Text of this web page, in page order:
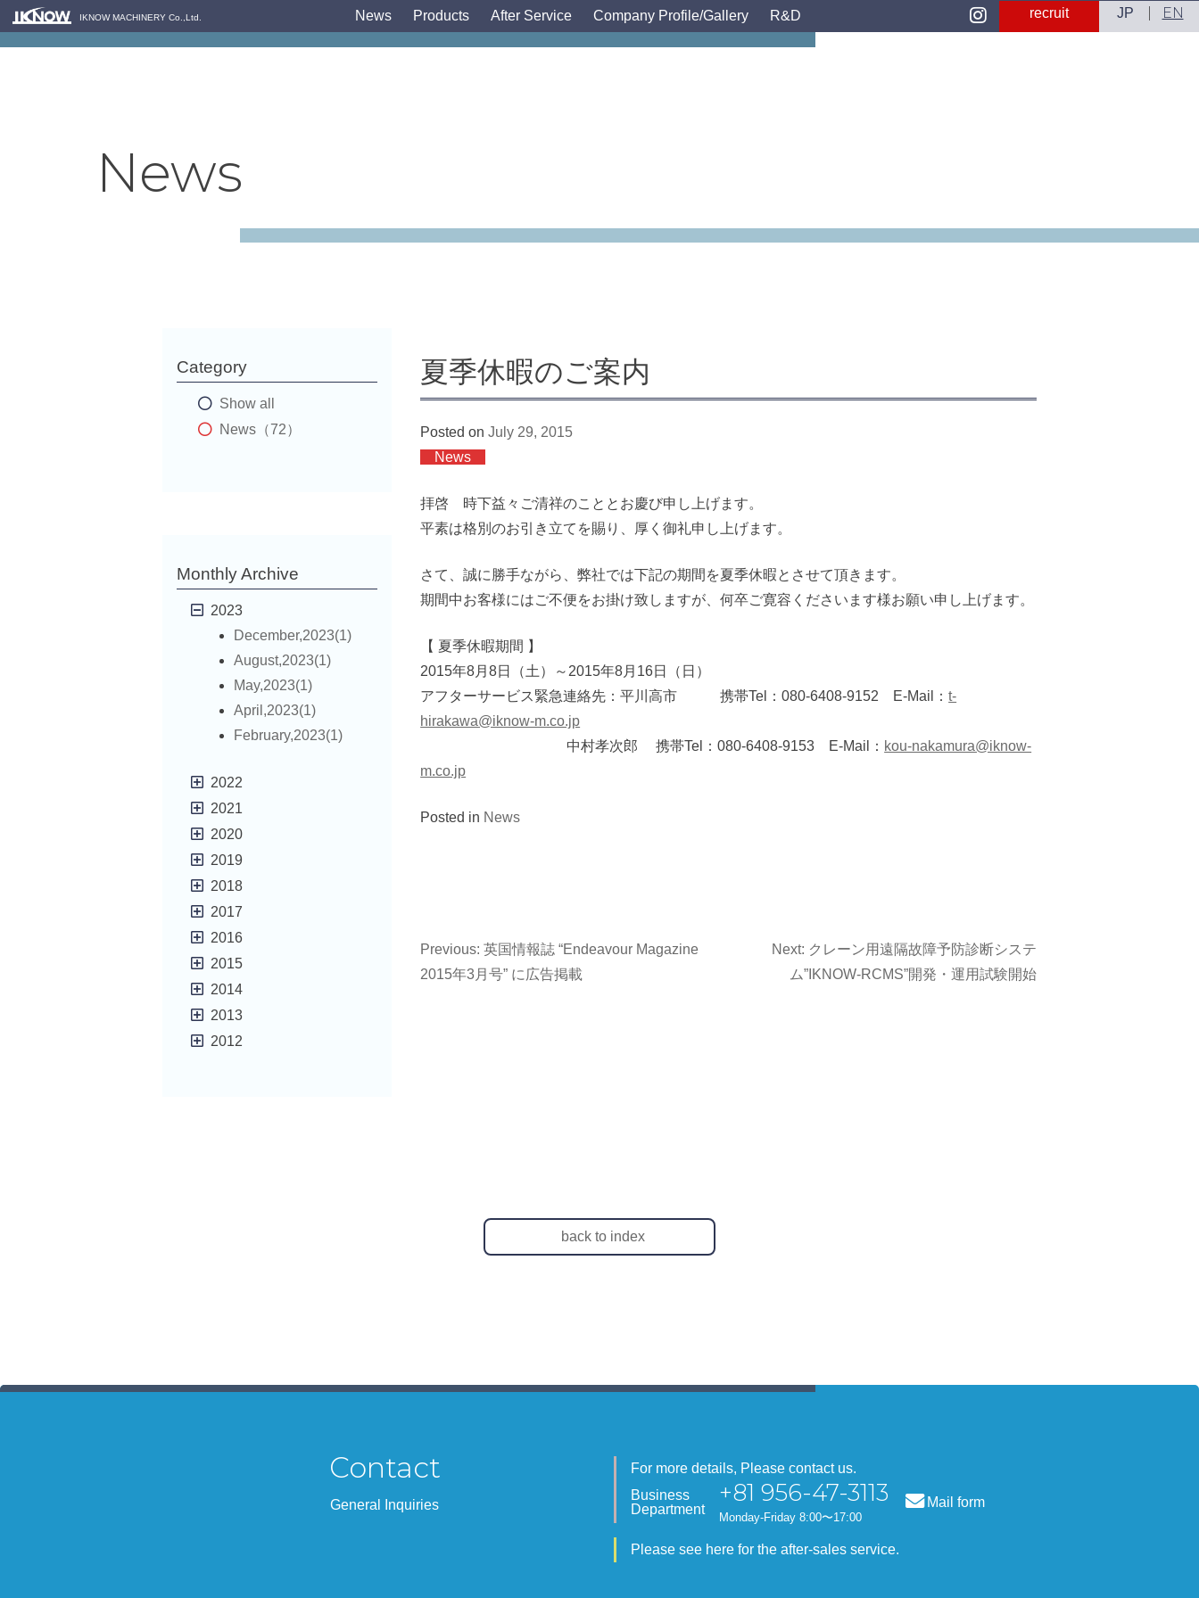
IKNOW MACHINERY Co.,Ltd. News Products After Service Company Profile/Gallery R&D recruit JP EN
News
夏季休暇のご案内
Posted onJuly 29, 2015
News
拝啓 時下益々ご清祥のこととお慶び申し上げます。
平素は格別のお引き立てを賜り、厚く御礼申し上げます。
さて、誠に勝手ながら、弊社では下記の期間を夏季休暇とさせて頂きます。
期間中お客様にはご不便をお掛け致しますが、何卒ご寛容くださいます様お願い申し上げます。
【 夏季休暇期間 】
2015年8月8日（土）～2015年8月16日（日）
アフターサービス緊急連絡先：平川高市 携帯Tel：080-6408-9152 E-Mail：t-
hirakawa@iknow-m.co.jp
中村孝次郎 携帯Tel：080-6408-9153 E-Mail： kou-nakamura@iknow-
m.co.jp
Posted in News
Post
Previous: 英国情報誌 “Endeavour Magazine
2015年3月号” に広告掲載
Next: クレーン用遠隔故障予防診断システ
ム”IKNOW-RCMS”開発・運用試験開始
Category
Show all
News（72）
Monthly Archive
2023
December,2023(1)
August,2023(1)
May,2023(1)
April,2023(1)
February,2023(1)
2022
2021
2020
2019
2018
2017
2016
2015
2014
2013
2012
back to index
Contact
General Inquiries
For more details, Please contact us.
Business
Department
+81 956-47-3113
Monday-Friday 8:00〜17:00
Mail form
Please see here for the after-sales service.